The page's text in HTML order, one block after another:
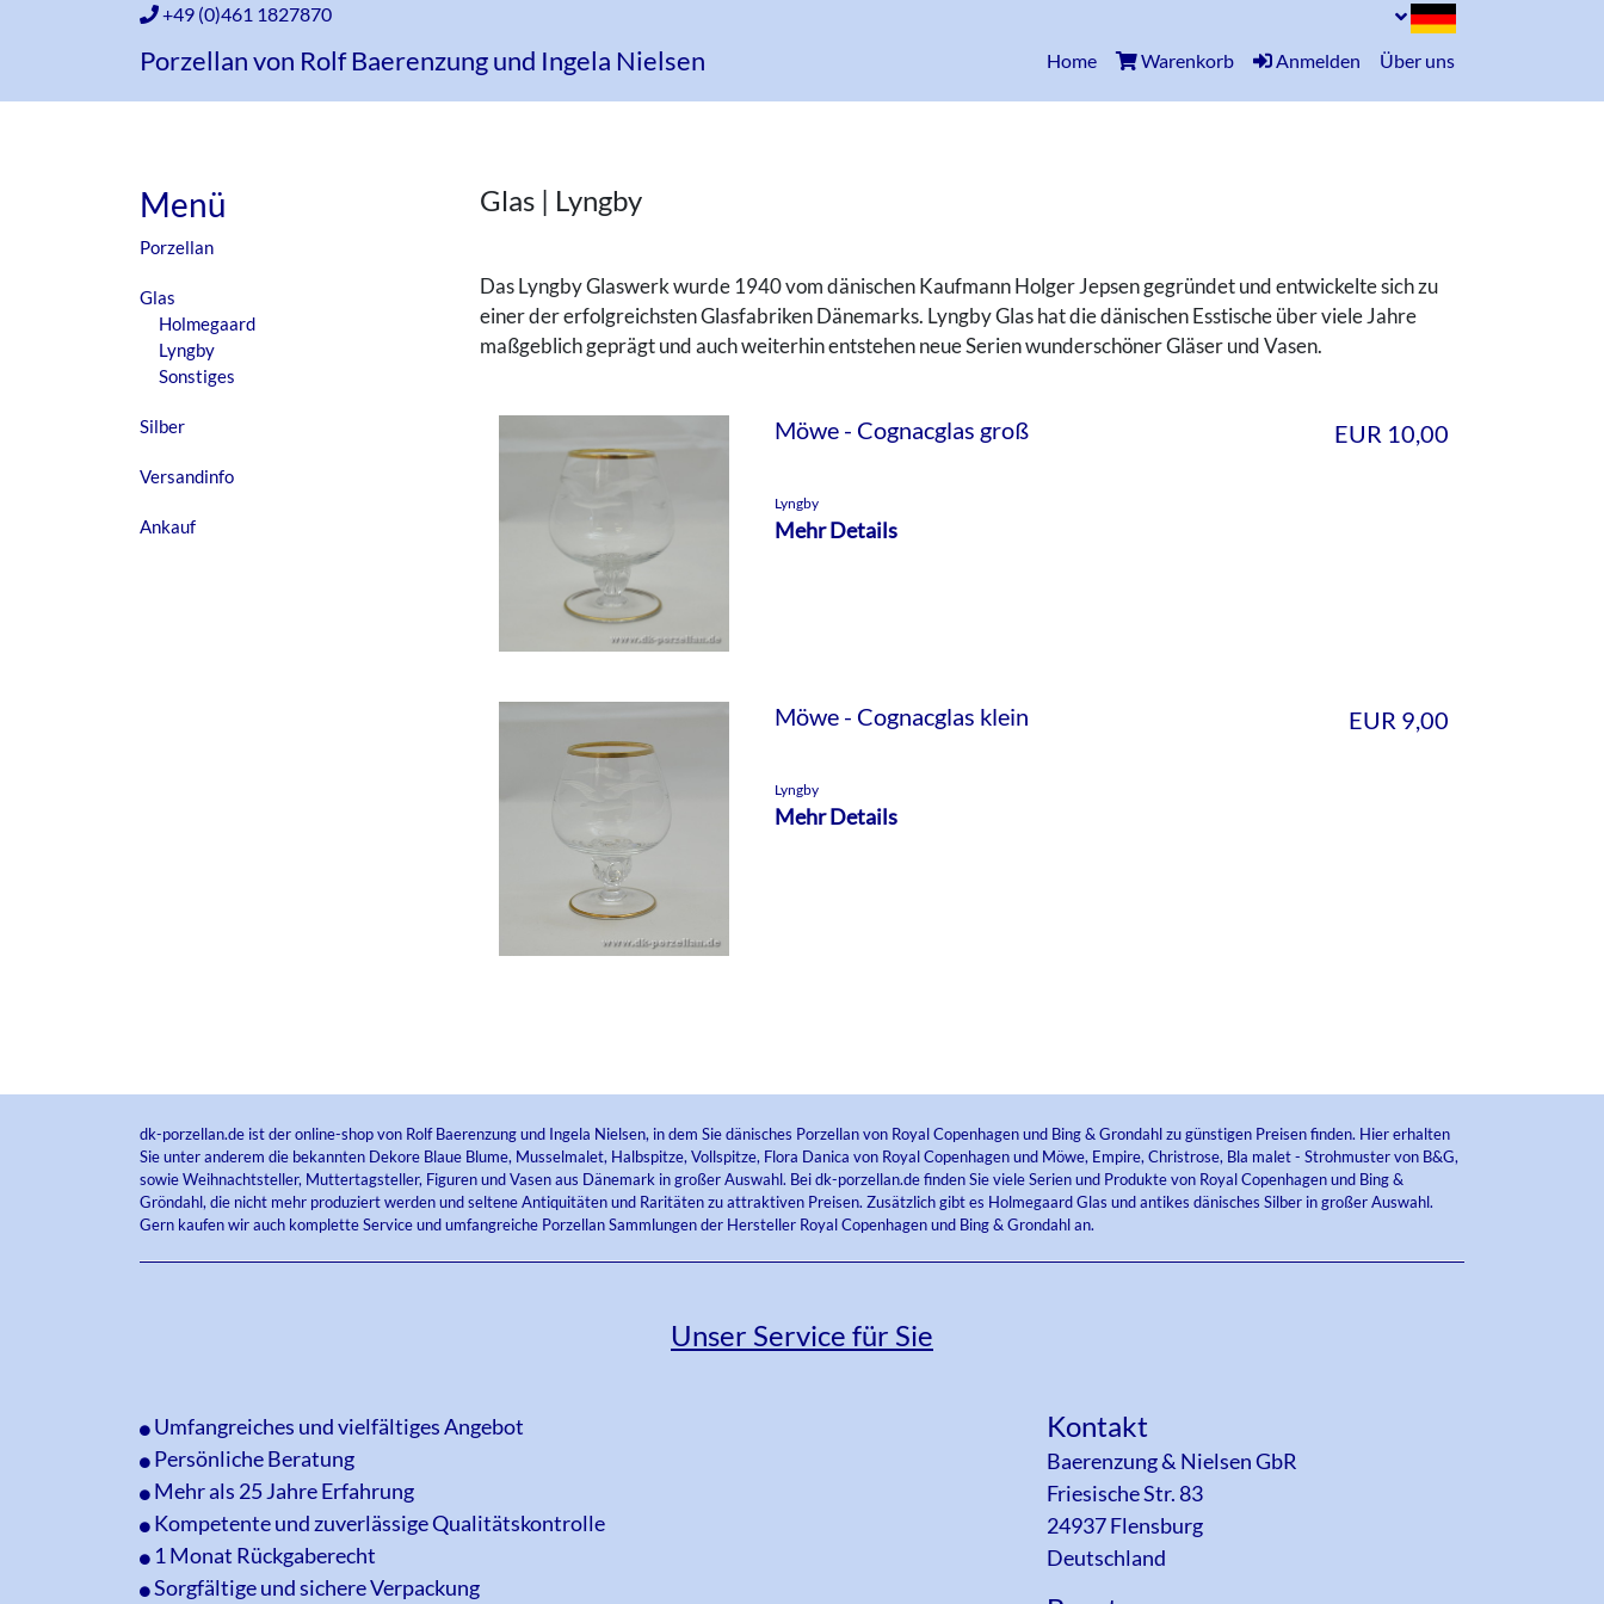
+49 (0)461 1827870
Porzellan von Rolf Baerenzung und Ingela Nielsen Home(current)Warenkorb Anmelden Über uns
Menü
Porzellan
Glas
Holmegaard
Lyngby
Sonstiges
Silber
Versandinfo
Ankauf
Glas | Lyngby
Das Lyngby Glaswerk wurde 1940 vom dänischen Kaufmann Holger Jepsen gegründet und entwickelte sich zu
einer der erfolgreichsten Glasfabriken Dänemarks. Lyngby Glas hat die dänischen Esstische über viele Jahre
maßgeblich geprägt und auch weiterhin entstehen neue Serien wunderschöner Gläser und Vasen.
Möwe - Cognacglas groß
Lyngby
Mehr Details
EUR 10,00
Möwe - Cognacglas klein
Lyngby
Mehr Details
EUR 9,00
dk-porzellan.de ist der online-shop von Rolf Baerenzung und Ingela Nielsen, in dem Sie dänisches Porzellan von Royal Copenhagen und Bing & Grondahl zu günstigen Preisen finden. Hier erhalten
Sie unter anderem die bekannten Dekore Blaue Blume, Musselmalet, Halbspitze, Vollspitze, Flora Danica von Royal Copenhagen und Möwe, Empire, Christrose, Bla malet - Strohmuster von B&G,
sowie Weihnachtsteller, Muttertagsteller, Figuren und Vasen aus Dänemark in großer Auswahl. Bei dk-porzellan.de finden Sie viele Serien und Produkte von Royal Copenhagen und Bing &
Gröndahl, die nicht mehr produziert werden und seltene Antiquitäten und Raritäten zu attraktiven Preisen. Zusätzlich gibt es Holmegaard Glas und antikes dänisches Silber in großer Auswahl.
Gern kaufen wir auch komplette Service und umfangreiche Porzellan Sammlungen der Hersteller Royal Copenhagen und Bing & Grondahl an.
Unser Service für Sie
Umfangreiches und vielfältiges Angebot
Persönliche Beratung
Mehr als 25 Jahre Erfahrung
Kompetente und zuverlässige Qualitätskontrolle
1 Monat Rückgaberecht
Sorgfältige und sichere Verpackung
Kontakt
Baerenzung & Nielsen GbR
Friesische Str. 83
24937 Flensburg
Deutschland